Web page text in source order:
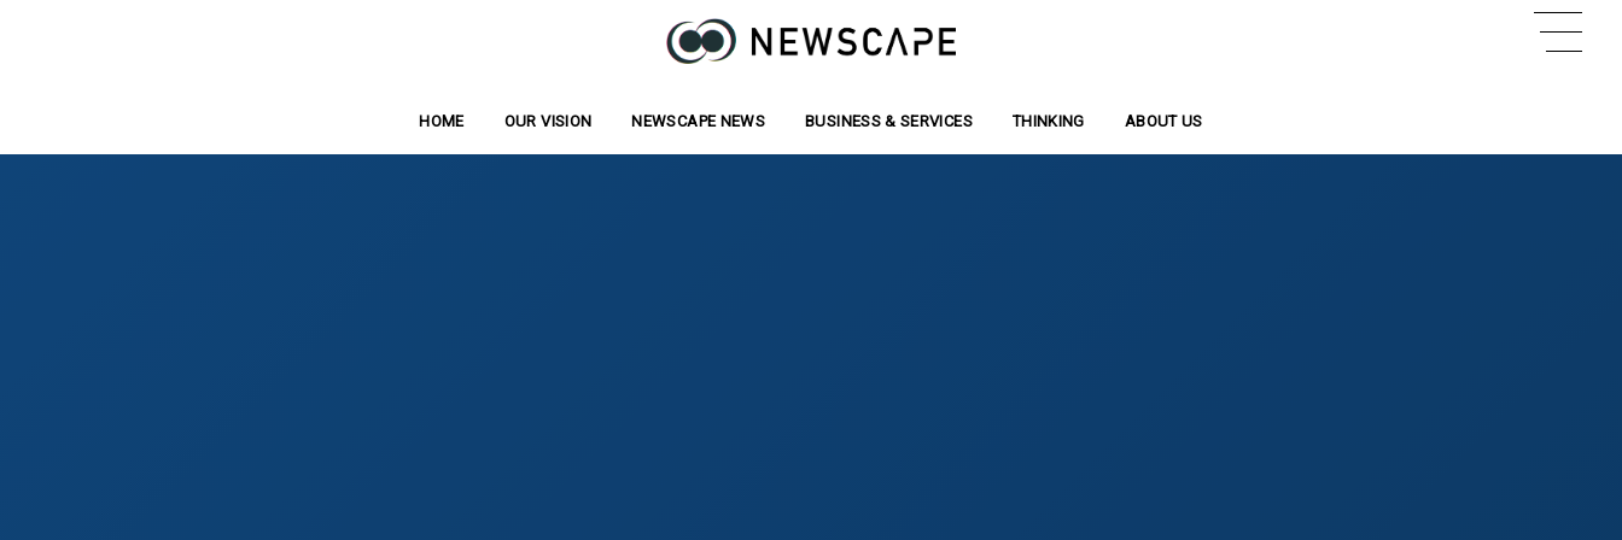
HOME
ホーム OUR VISION
ビジョン NEWSCAPE NEWS
お知らせ BUSINESS & SERVICES
事業サービス THINKING
寄稿/記事 ABOUT US
会社概要